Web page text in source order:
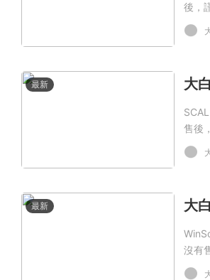
後，
最新
售後
最新
沒有